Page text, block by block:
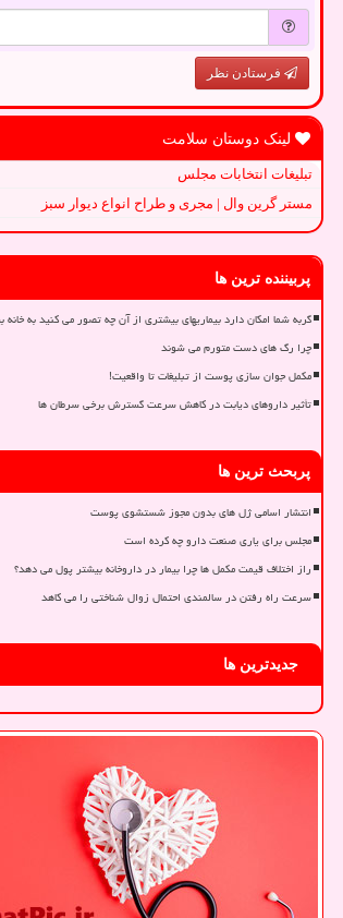
فرستادن نظر
لینک دوستان سلامت
تبلیغات انتخابات مجلس
مستر گرین وال | مجری و طراح انواع دیوار سبز
پربیننده ترین ها
گربه شما امکان دارد بیماریهای بیشتری از آن چه تصور می کنید به خانه
چرا رگ های دست متورم می شوند
مکمل جوان سازی پوست از تبلیغات تا واقعیت!
تأثیر داروهای دیابت در کاهش سرعت گسترش برخی سرطان ها
پربحث ترین ها
انتشار اسامی ژل های بدون مجوز شستشوی پوست
مجلس برای یاری صنعت دارو چه کرده است
راز اختلاف قیمت مکمل ها چرا بیمار در داروخانه بیشتر پول می دهد؟
سرعت راه رفتن در سالمندی احتمال زوال شناختی را می کاهد
جدیدترین ها